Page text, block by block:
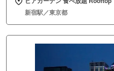
新宿駅／東京都